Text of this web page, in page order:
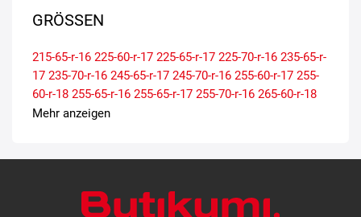
GRÖSSEN
215-65-r-16 225-60-r-17 225-65-r-17 225-70-r-16 235-65-r-
17 235-70-r-16 245-65-r-17 245-70-r-16 255-60-r-17 255-
60-r-18 255-65-r-16 255-65-r-17 255-70-r-16 265-60-r-18
275-45-r-21
Mehr anzeigen